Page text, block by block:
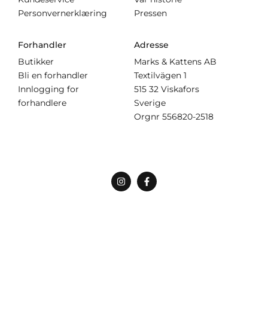
Personvernerklæring
Pressen
Forhandler
Butikker
Bli en forhandler
Innlogging for
forhandlere
Adresse
Marks & Kattens AB
Textilvägen 1
515 32 Viskafors
Sverige
Orgnr 556820-2518